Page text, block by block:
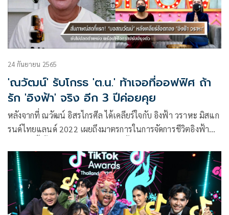
24 กันยายน 2565
'ณวัฒน์' รับโกรธ 'ต.น.' ท้าเจอที่ออฟฟิศ ถ้า
รัก 'อิงฟ้า' จริง อีก 3 ปีค่อยคุย
หลังจากที่ ณวัฒน์ อิสรไกรศีล ได้เคลียร์ใจกับ อิงฟ้า วราหะ มิสแก
รนด์ไทยแลนด์ 2022 เผยถึงมาตรการในการจัดการชีวิตอิงฟ้า
ไหนต้องไลน์บอก ล่าสุด ณวัฒน์ ได้เปิดใจอีกครั้งหลังไลฟ์สดชี้แจง
เรื่องดังกล่าวอีกครั้ง ผ่านทางรายการ คุยแซ่บshow ทางช่อง
one31 ที่มีเป็กกี้ศรีธัญญา และเบนซ์ พรชิตา เป็นพิธีกรดำเนิน
รายการ